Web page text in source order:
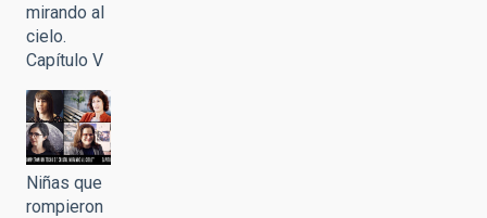
mirando al
cielo.
Capítulo V
Niñas que
rompieron